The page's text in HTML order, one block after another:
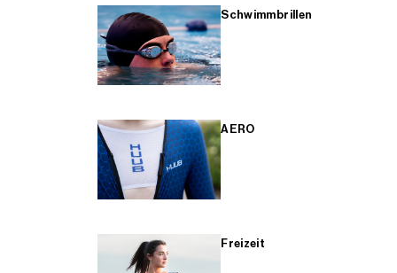
Schwimmbrillen
AERO
Freizeit